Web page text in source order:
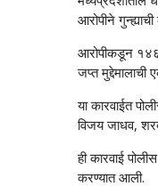
आरोपीने
आरोपीकडून १४६
जप्त
या कारवाईत
विजय जाधव,
ही कारवाई
करण्यात आली.